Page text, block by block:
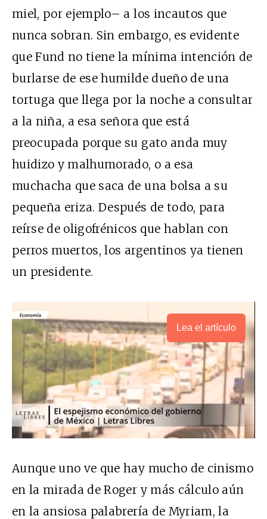
miel, por ejemplo– a los incautos que
nunca sobran. Sin embargo, es evidente
que Fund no tiene la mínima intención de
burlarse de ese humilde dueño de una
tortuga que llega por la noche a consultar
a la niña, a esa señora que está
preocupada porque su gato anda muy
huidizo y malhumorado, o a esa
muchacha que saca de una bolsa a su
pequeña eriza. Después de todo, para
reírse de oligofrénicos que hablan con
perros muertos, los argentinos ya tienen
un presidente.
Lea el artículo
Aunque uno ve que hay mucho de cinismo
en la mirada de Roger y más cálculo aún
en la ansiosa palabrería de Myriam, la